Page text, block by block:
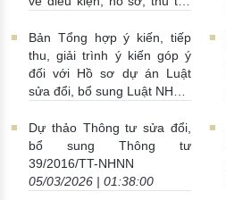
giới hạn
13/03/2026 |
15:00:00
Bản Tổng hợp ý kiến, tiếp
thu, giải trình ý kiến góp ý
đối với Hồ sơ dự án Luật
sửa đổi, bổ sung Luật NHNN
PCRT số 14/2022/QH15
10/03/2026 | 09:28:00
Dự thảo Thông tư sửa đổi,
bổ sung Thông tư
39/2016/TT-NHNN
05/03/2026 | 01:38:00